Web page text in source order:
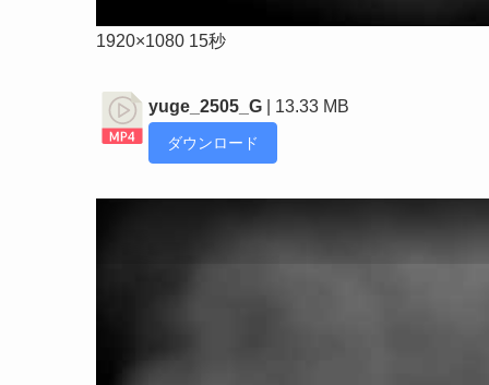
1920×1080 15秒
yuge_2505_G | 13.33 MB
ダウンロード